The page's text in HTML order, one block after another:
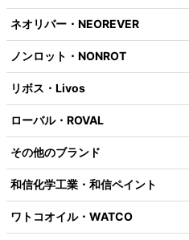
ネオリバー・NEOREVER
ノンロット・NONROT
リボス・Livos
ローバル・ROVAL
その他のブランド
和信化学工業・和信ペイント
ワトコオイル・WATCO